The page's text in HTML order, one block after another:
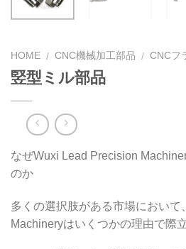
HOME / CNC機械加工部品 / CNCフ
竪型ミル部品
なぜWuxi Lead Precision
のか
多くの選択肢がある市場において
Machineryはいくつかの理由で際